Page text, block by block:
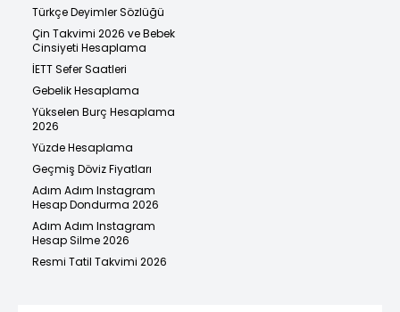
Türkçe Deyimler Sözlüğü
Çin Takvimi 2026 ve Bebek
Cinsiyeti Hesaplama
İETT Sefer Saatleri
Gebelik Hesaplama
Yükselen Burç Hesaplama
2026
Yüzde Hesaplama
Geçmiş Döviz Fiyatları
Adım Adım Instagram
Hesap Dondurma 2026
Adım Adım Instagram
Hesap Silme 2026
Resmi Tatil Takvimi 2026